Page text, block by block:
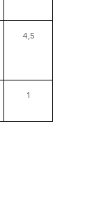
4,5
1